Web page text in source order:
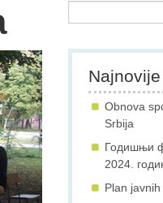
Obnova
Srbija
Годишњи
2024.
Plan